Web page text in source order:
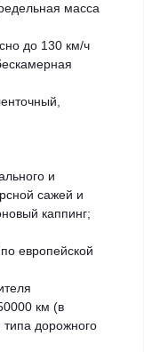
масса
до 130 км/ч
и
сажей и
каппинг;
европейской
км (в
типа дорожного